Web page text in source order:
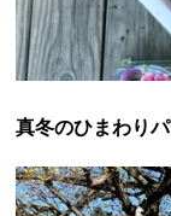
真冬のひまわり